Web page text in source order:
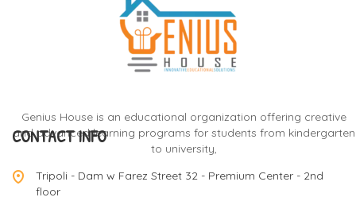
Genius House is an educational organization offering creative
and advanced learning programs for students from kindergarten
to university,
CONTACT INFO
Tripoli - Dam w Farez Street 32 - Premium Center - 2nd
floor